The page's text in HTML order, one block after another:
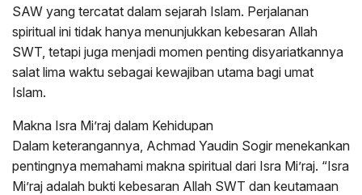
SAW yang tercatat dalam sejarah Islam. Perjalanan
spiritual ini tidak hanya menunjukkan kebesaran Allah
SWT, tetapi juga menjadi momen penting disyariatkannya
salat lima waktu sebagai kewajiban utama bagi umat
Islam.
Makna Isra Mi’raj dalam Kehidupan
Dalam keterangannya, Achmad Yaudin Sogir menekankan
pentingnya memahami makna spiritual dari Isra Mi’raj. “Isra
Mi’raj adalah bukti kebesaran Allah SWT dan keutamaan